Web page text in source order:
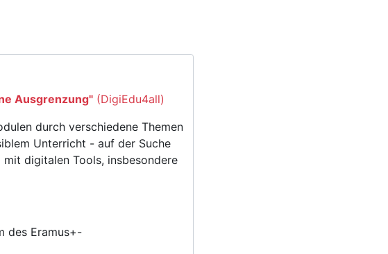
Ausgrenzung" (DigiEdu4all)
durch verschiedene Themen
Unterricht - auf der Suche
digitalen Tools, insbesondere
des Eramus+-